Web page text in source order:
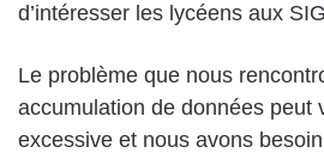
d’intéresser les lycéens aux
Le problème que nous
accumulation de données peut
excessive et nous avons